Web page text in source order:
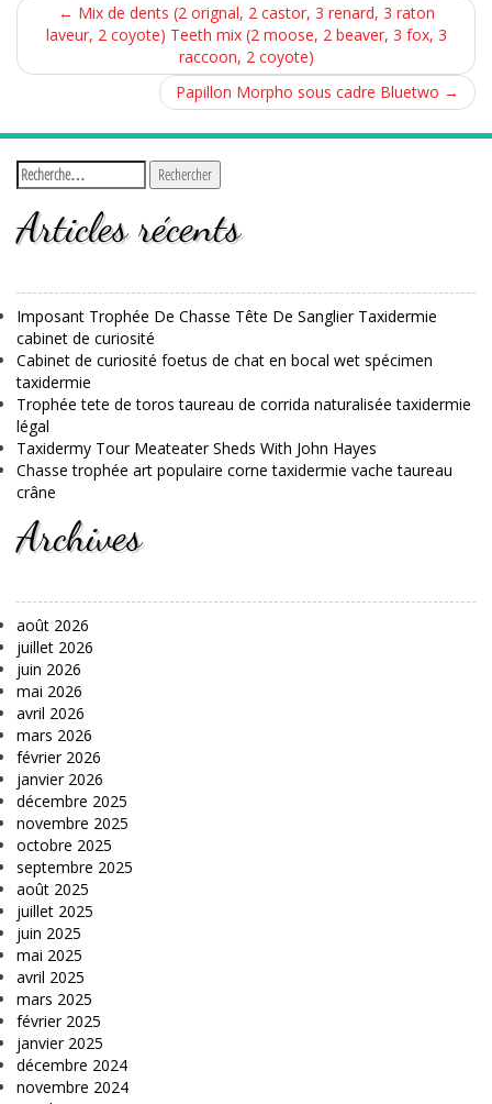
← Mix de dents (2 orignal, 2 castor, 3 renard, 3 raton
laveur, 2 coyote) Teeth mix (2 moose, 2 beaver, 3 fox, 3
raccoon, 2 coyote)
Papillon Morpho sous cadre Bluetwo →
Articles récents
Imposant Trophée De Chasse Tête De Sanglier Taxidermie
cabinet de curiosité
Cabinet de curiosité foetus de chat en bocal wet spécimen
taxidermie
Trophée tete de toros taureau de corrida naturalisée taxidermie
légal
Taxidermy Tour Meateater Sheds With John Hayes
Chasse trophée art populaire corne taxidermie vache taureau
crâne
Archives
août 2026
juillet 2026
juin 2026
mai 2026
avril 2026
mars 2026
février 2026
janvier 2026
décembre 2025
novembre 2025
octobre 2025
septembre 2025
août 2025
juillet 2025
juin 2025
mai 2025
avril 2025
mars 2025
février 2025
janvier 2025
décembre 2024
novembre 2024